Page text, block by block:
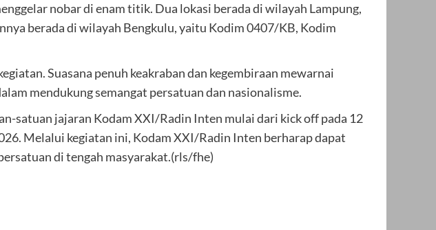
nobar di enam titik. Dua lokasi berada di wilayah Lampung,
berada di wilayah Bengkulu, yaitu Kodim 0407/KB, Kodim
Suasana penuh keakraban dan kegembiraan mewarnai
mendukung semangat persatuan dan nasionalisme.
satuan jajaran Kodam XXI/Radin Inten mulai dari kick off pada 12
Melalui kegiatan ini, Kodam XXI/Radin Inten berharap dapat
di tengah masyarakat.(rls/fhe)